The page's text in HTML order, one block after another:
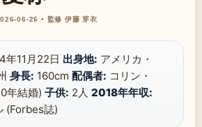
06-26 • 監修 伊藤 芽衣
年11月22日 出身地: アメリカ・
身長: 160cm 配偶者: コリン・
年結婚) 子供: 2人 2018年年収:
(Forbes誌)